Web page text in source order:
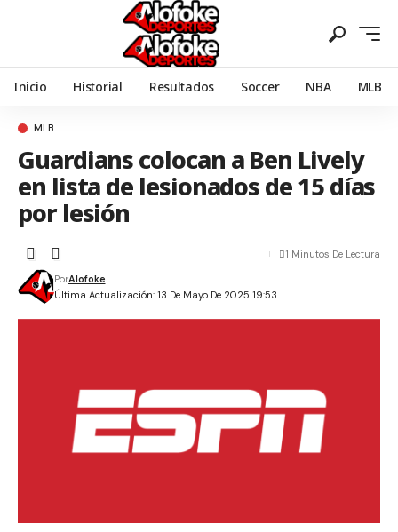
Inicio Historial Resultados Soccer NBA MLB
MLB
Guardians colocan a Ben Lively
en lista de lesionados de 15 días
por lesión
Última Actualización: 13 De Mayo De 2025 19:53
PorAlofoke
1 Minutos De Lectura